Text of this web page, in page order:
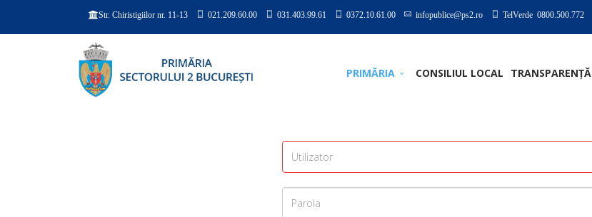
Str. Chiristigiilor nr. 11-13 021.209.60.00 031.403.99.61 0372.10.61.00 infopublice@ps2.ro TelVerde 0800.500.772
PRIMĂRIA CONSILIUL LOCAL TRANSPARENȚĂ